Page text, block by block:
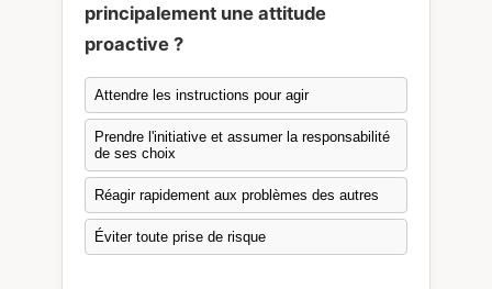
principalement une attitude
proactive ?
Attendre les instructions pour agir
Prendre l'initiative et assumer la responsabilité
de ses choix
Réagir rapidement aux problèmes des autres
Éviter toute prise de risque